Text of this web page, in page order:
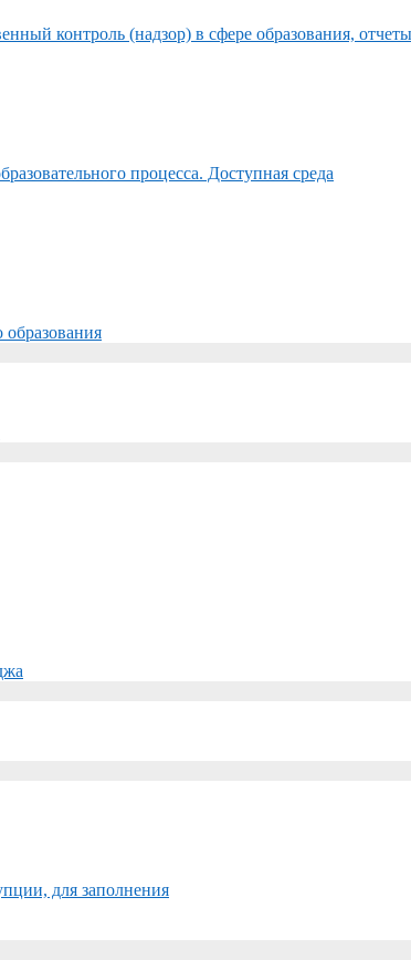
контроль (надзор) в сфере образования,
процесса. Доступная среда
образования
для заполнения